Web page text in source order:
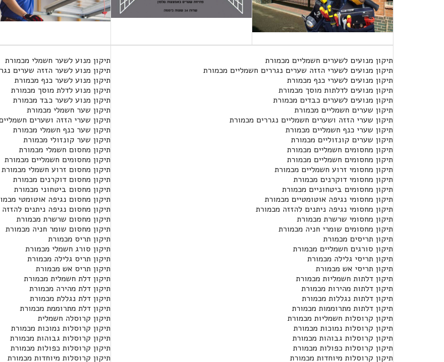
תיקון מנועים לשערים חשמליים מכמורת
תיקון מנועים לשערי הזזה שערים נגררים חשמליים מכמורת
תיקון מנועים לשערי כנף מכמורת
תיקון מנועים לדלתות מוסך מכמורת
תיקון מנועים לשערים כבדים מכמורת
תיקון שערים חשמליים מכמורת
תיקון שערי הזזה ושערים חשמליים נגררים מכמורת
תיקון שערי כנף חשמליים מכמורת
תיקון שערים קונזוליים מכמורת
תיקון מחסומים חשמליים מכמורת
תיקון מחסומים חשמליים מכמורת
תיקון מחסומי זרוע חשמליים מכמורת
תיקון מחסומי דוקרנים מכמורת
תיקון מחסומים ביטחוניים מכמורת
תיקון מחסומי נגיפה אוטומטיים מכמורת
תיקון מחסומי נגיפה ניתנים להזזה מכמורת
תיקון מחסומי שרשרת מכמורת
תיקון מחסומים שומרי חניה מכמורת
תיקון תריסים מכמורת
תיקון סורגים חשמליים מכמורת
תיקון תריסי גלילה מכמורת
תיקון תריסי אש מכמורת
תיקון דלתות חשמליות מכמורת
תיקון דלתות מהירות מכמורת
תיקון דלתות נגללות מכמורת
תיקון דלתות מתרוממות מכמורת
תיקון קרוסלות חשמליות מכמורת
תיקון קרוסלות נמוכות מכמורת
תיקון קרוסלות גבוהות מכמורת
תיקון קרוסלות כפולות מכמורת
תיקון קרוסלות מיוחדות מכמורת
תיקון מנוע לשער חשמלי מכמורת
תיקון מנוע לשער הזזה שערים
תיקון מנוע לשער כנף מכמורת
תיקון מנוע לדלת מוסך מכמורת
תיקון מנוע לשער כבד מכמורת
תיקון שער חשמלי מכמורת
תיקון שערי הזזה ושערים
תיקון שער כנף חשמלי מכמורת
תיקון שער קונזולי מכמורת
תיקון מחסום חשמלי מכמורת
תיקון מחסומים חשמליים מכמורת
תיקון מחסום זרוע חשמלי מכמורת
תיקון מחסום דוקרנים מכמורת
תיקון מחסום ביטחוני מכמורת
תיקון מחסום נגיפה אוטומטי
תיקון מחסום נגיפה ניתנים
תיקון מחסום שרשרת מכמורת
תיקון מחסום שומר חניה מכמורת
תיקון תריס מכמורת
תיקון סורג חשמלי מכמורת
תיקון תריס גלילה מכמורת
תיקון תריס אש מכמורת
תיקון דלת חשמלית מכמורת
תיקון דלת מהירה מכמורת
תיקון דלת נגללת מכמורת
תיקון דלת מתרוממת מכמורת
תיקון קרוסלה חשמלית
תיקון קרוסלות נמוכות מכמורת
תיקון קרוסלות גבוהות מכמורת
תיקון קרוסלות כפולות מכמורת
תיקון קרוסלות מיוחדות מכמורת